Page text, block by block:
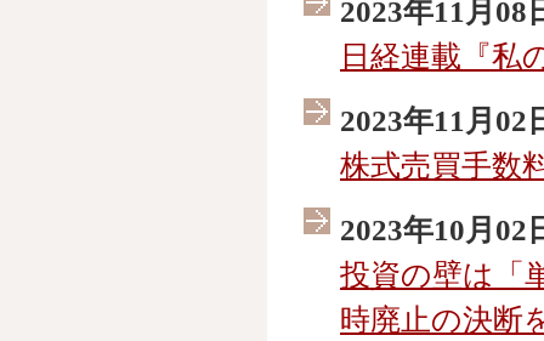
2023年11月08
日経連載『私
2023年11月02
株式売買手数
2023年10月02
投資の壁は「
時廃止の決断